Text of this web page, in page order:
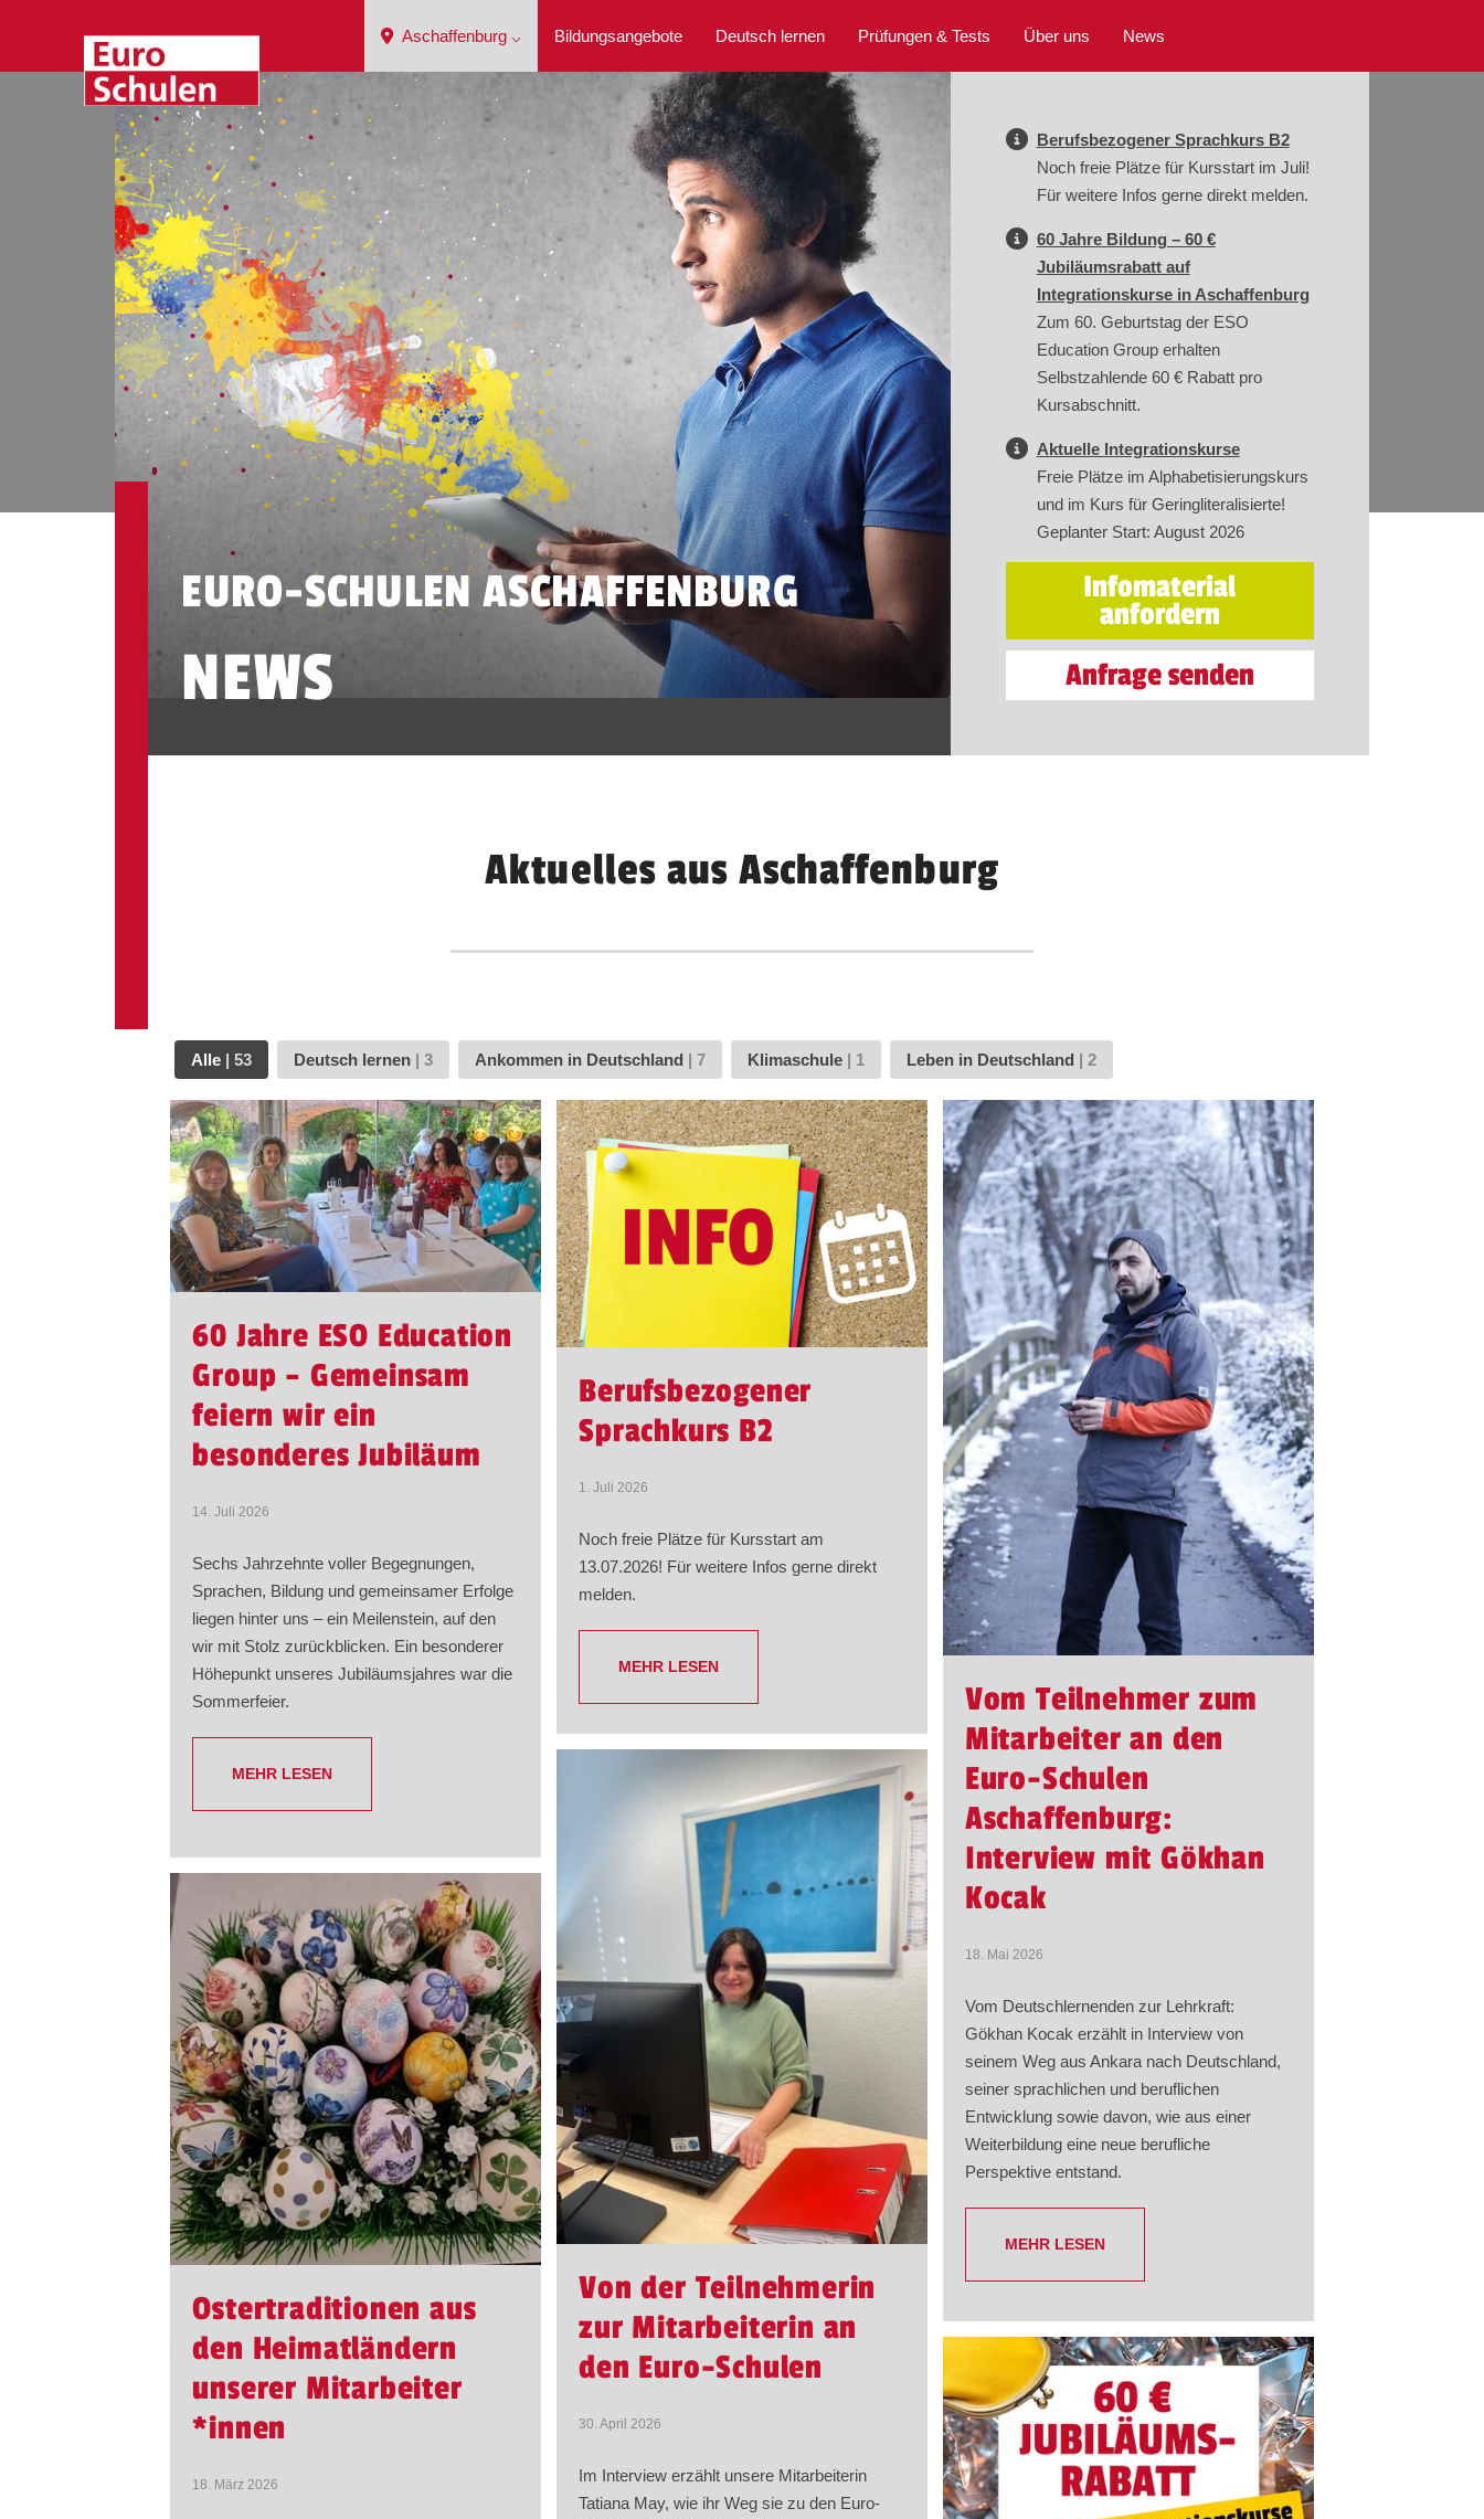
Aschaffenburg ⌵ Bildungsangebote Deutsch lernen Prüfungen & Tests Über uns News
EURO-SCHULEN ASCHAFFENBURG
NEWS
Berufsbezogener Sprachkurs B2
Noch freie Plätze für Kursstart im Juli!
Für weitere Infos gerne direkt melden.
60 Jahre Bildung – 60 €
Jubiläumsrabatt auf
Integrationskurse in Aschaffenburg
Zum 60. Geburtstag der ESO
Education Group erhalten
Selbstzahlende 60 € Rabatt pro
Kursabschnitt.
Aktuelle Integrationskurse
Freie Plätze im Alphabetisierungskurs
und im Kurs für Geringliteralisierte!
Geplanter Start: August 2026
Infomaterial
anfordern
Anfrage senden
Aktuelles aus Aschaffenburg
Alle |53 Deutsch lernen |3 Ankommen in Deutschland |7 Klimaschule | 1 Leben in Deutschland |2
60 Jahre ESO Education
Group – Gemeinsam
feiern wir ein
besonderes Jubiläum
14. Juli 2026
Sechs Jahrzehnte voller Begegnungen,
Sprachen, Bildung und gemeinsamer Erfolge
liegen hinter uns – ein Meilenstein, auf den
wir mit Stolz zurückblicken. Ein besonderer
Höhepunkt unseres Jubiläumsjahres war die
Sommerfeier.
MEHR LESEN
Berufsbezogener
Sprachkurs B2
1. Juli 2026
Noch freie Plätze für Kursstart am
13.07.2026! Für weitere Infos gerne direkt
melden.
MEHR LESEN
Vom Teilnehmer zum
Mitarbeiter an den
Euro-Schulen
Aschaffenburg:
Interview mit Gökhan
Kocak
18. Mai 2026
Vom Deutschlernenden zur Lehrkraft:
Gökhan Kocak erzählt in Interview von
seinem Weg aus Ankara nach Deutschland,
seiner sprachlichen und beruflichen
Entwicklung sowie davon, wie aus einer
Weiterbildung eine neue berufliche
Perspektive entstand.
MEHR LESEN
Von der Teilnehmerin
zur Mitarbeiterin an
den Euro-Schulen
30. April 2026
Im Interview erzählt unsere Mitarbeiterin
Tatiana May, wie ihr Weg sie zu den Euro-
Ostertraditionen aus
den Heimatländern
unserer Mitarbeiter​
*innen
18. März 2026